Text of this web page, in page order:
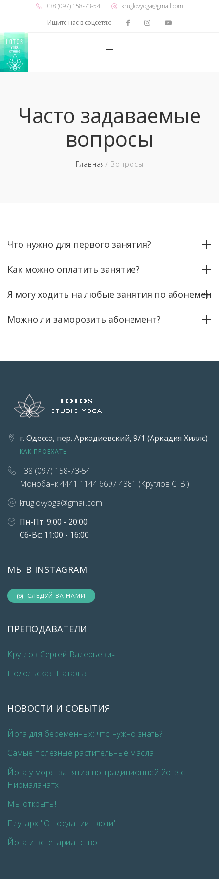
+38 (097) 158-73-54
kruglovyoga@gmail.com
Ищите нас в соцсетях:
Часто задаваемые
вопросы
Главная Вопросы
Что нужно для первого занятия?
Как можно оплатить занятие?
Я могу ходить на любые занятия по
Можно ли заморозить абонемент?
г. Одесса, пер. Аркадиевский, 9/1 (Аркадия Хиллс)
КАК ПРОЕХАТЬ
+38 (097) 158-73-54
Монобанк 4441 1144 6697 4381 (Круглов С. В.)
kruglovyoga@gmail.com
Пн-Пт: 9:00 - 20:00
Сб-Вс: 11:00 - 16:00
МЫ В INSTAGRAM
СЛЕДУЙ ЗА НАМИ
ПРЕПОДАВАТЕЛИ
Круглов Сергей Валерьевич
Подольская Наталья
НОВОСТИ И СОБЫТИЯ
Йога для беременных: что нужно знать?
Самые полезные растительные масла
Йога у моря: занятия по традиционной йоге с
Нирмаланатх
Мы открыты!
Плутарх "О поедании плоти"
Йога и вегетарианство